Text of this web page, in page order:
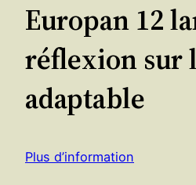
Europan 12
réflexion sur
adaptable
Plus d’information